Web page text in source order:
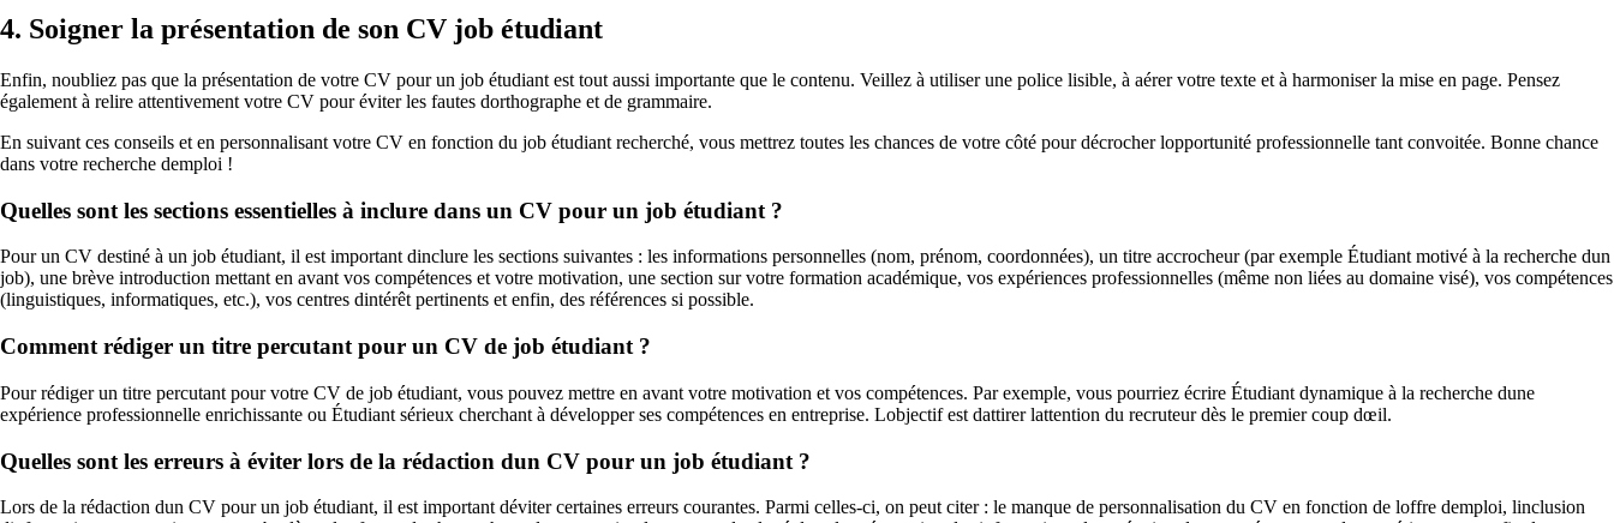
4. Soigner la présentation de son CV job étudiant
Enfin, noubliez pas que la présentation de votre CV pour un job étudiant est tout aussi importante que le contenu. Veillez à utiliser une police lisible, à aérer votre texte et à harmoniser la mise en page. Pensez
également à relire attentivement votre CV pour éviter les fautes dorthographe et de grammaire.
En suivant ces conseils et en personnalisant votre CV en fonction du job étudiant recherché, vous mettrez toutes les chances de votre côté pour décrocher lopportunité professionnelle tant convoitée. Bonne chance
dans votre recherche demploi !
Quelles sont les sections essentielles à inclure dans un CV pour un job étudiant ?
Pour un CV destiné à un job étudiant, il est important dinclure les sections suivantes : les informations personnelles (nom, prénom, coordonnées), un titre accrocheur (par exemple Étudiant motivé à la recherche dun
job), une brève introduction mettant en avant vos compétences et votre motivation, une section sur votre formation académique, vos expériences professionnelles (même non liées au domaine visé), vos compétences
(linguistiques, informatiques, etc.), vos centres dintérêt pertinents et enfin, des références si possible.
Comment rédiger un titre percutant pour un CV de job étudiant ?
Pour rédiger un titre percutant pour votre CV de job étudiant, vous pouvez mettre en avant votre motivation et vos compétences. Par exemple, vous pourriez écrire Étudiant dynamique à la recherche dune
expérience professionnelle enrichissante ou Étudiant sérieux cherchant à développer ses compétences en entreprise. Lobjectif est dattirer lattention du recruteur dès le premier coup dœil.
Quelles sont les erreurs à éviter lors de la rédaction dun CV pour un job étudiant ?
Lors de la rédaction dun CV pour un job étudiant, il est important déviter certaines erreurs courantes. Parmi celles-ci, on peut citer : le manque de personnalisation du CV en fonction de loffre demploi, linclusion